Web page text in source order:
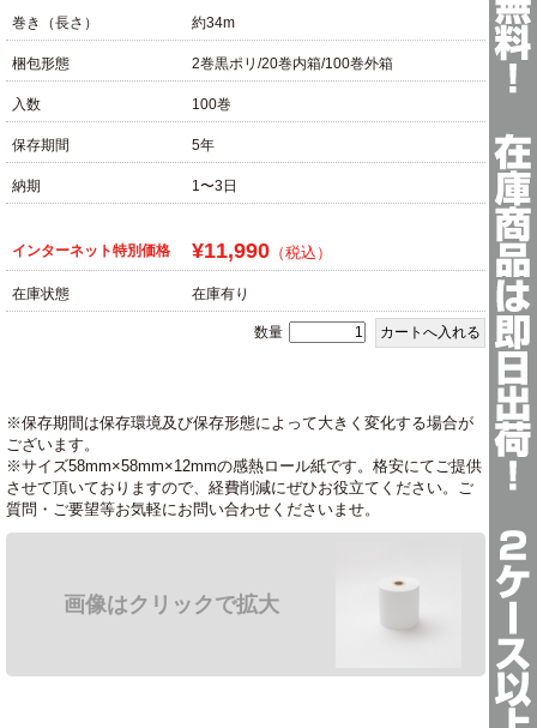
巻き（長さ） 約34m
梱包形態 2巻黒ポリ/20巻内箱/100巻外箱
入数 100巻
保存期間 5年
納期 1〜3日
インターネット特別価格 ¥11,990 （税込）
在庫状態 在庫有り
数量
※保存期間は保存環境及び保存形態によって大きく変化する場合が
ございます。
※サイズ58mm×58mm×12mmの感熱ロール紙です。格安にてご提供
させて頂いておりますので、経費削減にぜひお役立てください。ご
質問・ご要望等お気軽にお問い合わせくださいませ。
画像はクリックで拡大